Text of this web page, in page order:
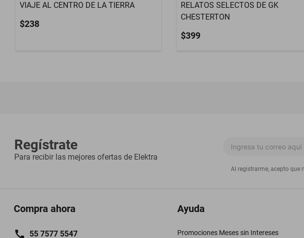
VIAJE AL CENTRO DE LA TIERRA
$238
RELATOS SELECTOS DE GK
CHESTERTON
$399
Regístrate
Para recibir las mejores ofertas de Elektra
Al registrarme, acepto que
Compra ahora
55 7577 5547
Ayuda
Promociones Meses sin Intereses